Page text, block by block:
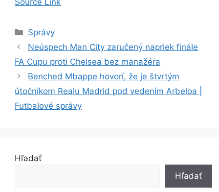
Source Link
Kategórie
Správy
Neúspech Man City zaručený napriek finále
FA Cupu proti Chelsea bez manažéra
Benched Mbappe hovorí, že je štvrtým
útočníkom Realu Madrid pod vedením Arbeloa |
Futbalové správy
Hľadať
Hľadať